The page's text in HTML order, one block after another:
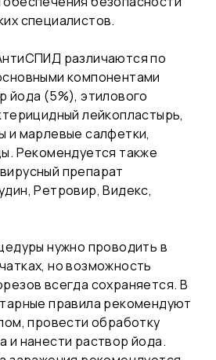
специалистов.
различаются по
компонентами
йода (5%), этилового
лейкопластырь,
и марлевые салфетки,
Рекомендуется также
препарат
Ретровир, Видекс,
нужно проводить в
но возможность
всегда сохраняется. В
правила рекомендуют
провести обработку
и нанести раствор йода.